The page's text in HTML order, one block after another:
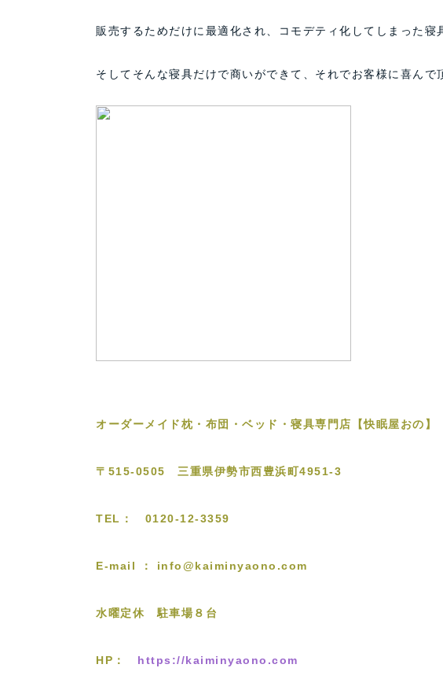
販売するためだけに最適化され、コモデティ化してしまった寝
そしてそんな寝具だけで商いができて、それでお客様に喜んで
オーダーメイド枕・布団・ベッド・寝具専門店【快眠屋おの】
〒515-0505 三重県伊勢市西豊浜町4951-3
TEL： 0120-12-3359
E-mail ： info@kaiminyaono.com
水曜定休 駐車場８台
HP： https://kaiminyaono.com